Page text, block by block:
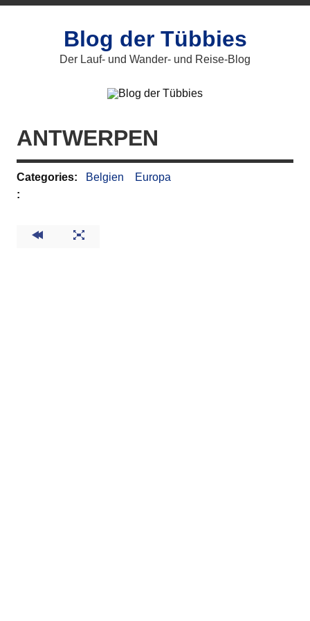
Zum
Blog der Tübbies
Der Lauf- und Wander- und Reise-Blog
ANTWERPEN
Categories: Belgien
Europa
: